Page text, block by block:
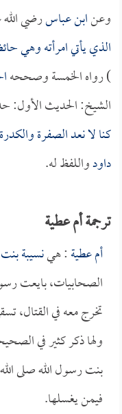
وعنابن عباسرضي
الذي يأتي امرأته وهي
) رواه الخمسة وصححه
الشيخ: الحديث
كنا لا نعد الصفرة
داودواللفظ له.
ترجمة أم عطية
أم عطية: هينسيبة
الصحابيات، بايعت
تخرج معه في القتال،
ولها ذكر كثير في
بنت رسول الله صلى
فيمن يغسلها.